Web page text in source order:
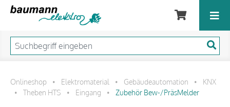
Onlineshop • Elektromaterial • Gebäudeautomation •
KNX
•
Theben HTS • Eingang • Zubehör Bew-/PräsMelder